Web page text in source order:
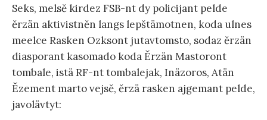
Seks, mel‌sě kirdez‌ FSB-nt‌ dy policijant‌ pel‌de
ěrzän‌ aktivistněn‌ langs lepštämotnen‌, koda ul‌nes‌
meel‌ce Ras‌ken‌ Ozksont‌ jutavtomsto, sodaz‌ ěrzän‌
diasporant‌ kasomado koda Ěrzän‌ Mastoront‌
tombale, istä RF-nt‌ tombalejak, Inäzoros‌, Atän‌
Ězement‌ marto vejsě, ěrzä ras‌ken‌ ajgemant‌ pel‌de,
javolävtyt‌: